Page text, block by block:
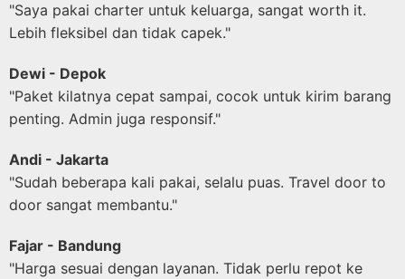
"Saya pakai charter untuk keluarga, sangat worth it.
Lebih fleksibel dan tidak capek."
Dewi - Depok
"Paket kilatnya cepat sampai, cocok untuk kirim barang
penting. Admin juga responsif."
Andi - Jakarta
"Sudah beberapa kali pakai, selalu puas. Travel door to
door sangat membantu."
Fajar - Bandung
"Harga sesuai dengan layanan. Tidak perlu repot ke